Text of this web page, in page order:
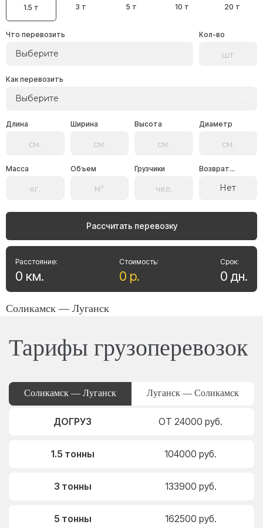
1.5 т 3 т 5 т 10 т 20 т
Что перевозить
Выберите
Кол-во
Как перевозить
Выберите
Длина Ширина Высота Диаметр
Масса Объем Грузчики Возврат...
Нет
Рассчитать перевозку
Стоимость:
0 р.
Расстояние:
0 км.
Срок:
0 дн.
Соликамск — Луганск
Тарифы грузоперевозок
Соликамск — Луганск Луганск — Соликамск
ДОГРУЗ ОТ 24000 руб.
1.5 тонны 104000 руб.
3 тонны 133900 руб.
5 тонны 162500 руб.